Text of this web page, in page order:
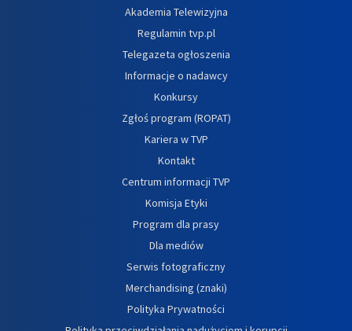
Akademia Telewizyjna
Regulamin tvp.pl
Telegazeta ogłoszenia
Informacje o nadawcy
Konkursy
Zgłoś program (ROPAT)
Kariera w TVP
Kontakt
Centrum informacji TVP
Komisja Etyki
Program dla prasy
Dla mediów
Serwis fotograficzny
Merchandising (znaki)
Polityka Prywatności